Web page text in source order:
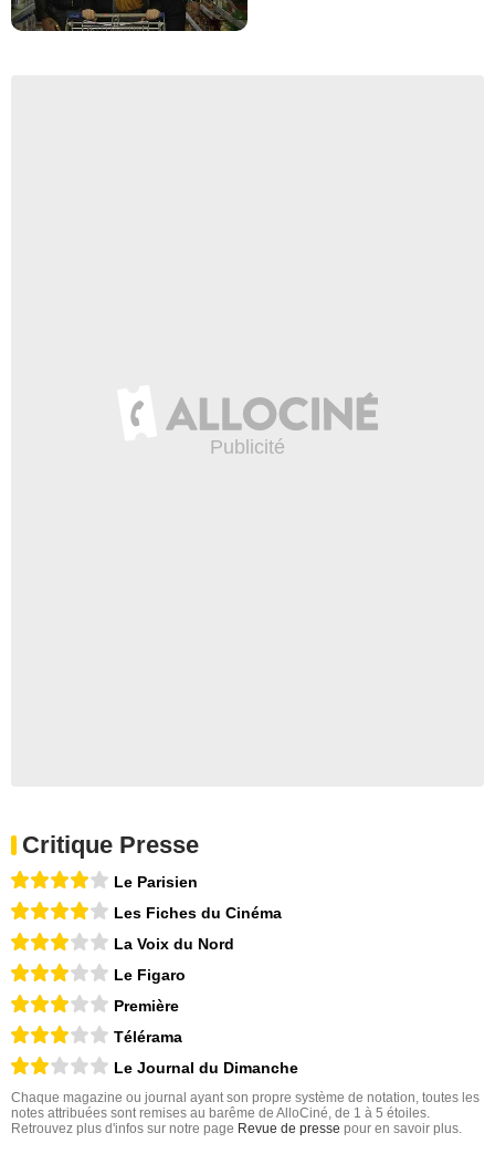
Critique Presse
Le Parisien
Les Fiches du Cinéma
La Voix du Nord
Le Figaro
Première
Télérama
Le Journal du Dimanche
Chaque magazine ou journal ayant son propre système de notation, toutes les
notes attribuées sont remises au barême de AlloCiné, de 1 à 5 étoiles.
Retrouvez plus d'infos sur notre page Revue de presse pour en savoir plus.